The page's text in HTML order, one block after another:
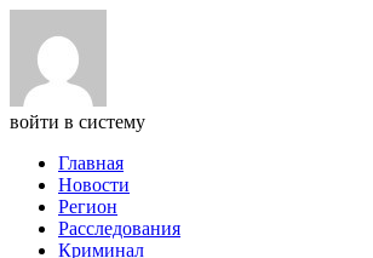
войти в систему
Главная
Новости
Регион
Расследования
Криминал